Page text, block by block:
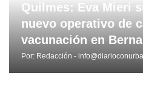
Quilmes: Eva Mieri
nuevo operativo de
vacunación en Bernal
Por: Redacción -